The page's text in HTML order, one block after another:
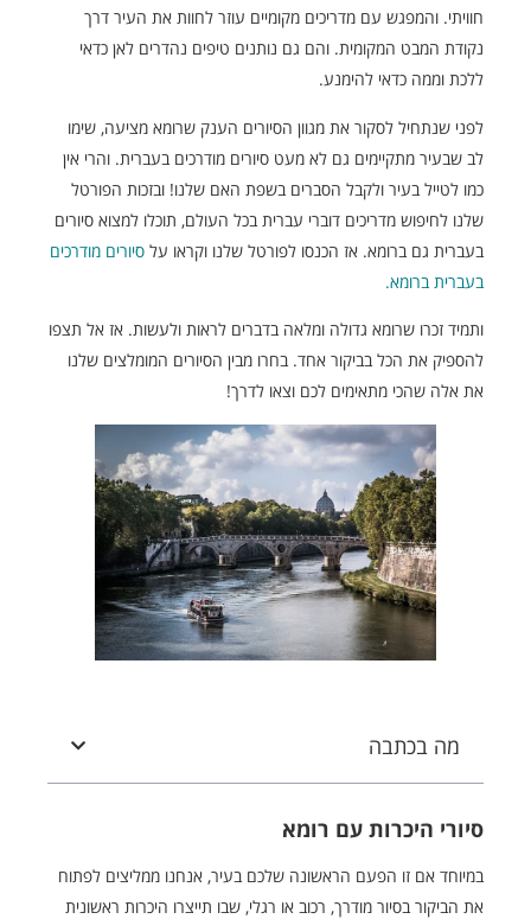
חוויתי. והמפגש עם מדריכים מקומיים עוזר לחוות את העיר דרך
נקודת המבט המקומית. והם גם נותנים טיפים נהדרים לאן כדאי
ללכת וממה כדאי להימנע.
לפני שנתחיל לסקור את מגוון הסיורים הענק שרומא מציעה, שימו
לב שבעיר מתקיימים גם לא מעט סיורים מודרכים בעברית. והרי אין
כמו לטייל בעיר ולקבל הסברים בשפת האם שלנו! ובזכות הפורטל
שלנו לחיפוש מדריכים דוברי עברית בכל העולם, תוכלו למצוא סיורים
בעברית גם ברומא. אז הכנסו לפורטל שלנו וקראו עלסיורים מודרכים
בעברית ברומא.
ותמיד זכרו שרומא גדולה ומלאה בדברים לראות ולעשות. אז אל תצפו
להספיק את הכל בביקור אחד. בחרו מבין הסיורים המומלצים שלנו
את אלה שהכי מתאימים לכם וצאו לדרך!
מה בכתבה
סיורי היכרות עם רומא
במיוחד אם זו הפעם הראשונה שלכם בעיר, אנחנו ממליצים לפתוח
את הביקור בסיור מודרך, רכוב או רגלי, שבו תייצרו היכרות ראשונית